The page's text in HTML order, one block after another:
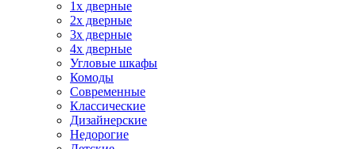
1х дверные
2х дверные
3х дверные
4х дверные
Угловые шкафы
Комоды
Современные
Классические
Дизайнерские
Недорогие